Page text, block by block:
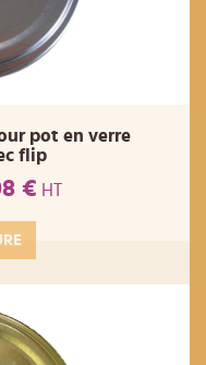
pot en verre
flip
€ HT